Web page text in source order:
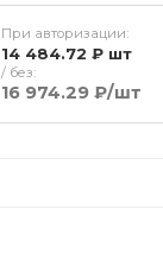
При авторизации:
14 484.72 ₽ шт
/ без:
16 974.29 ₽/шт